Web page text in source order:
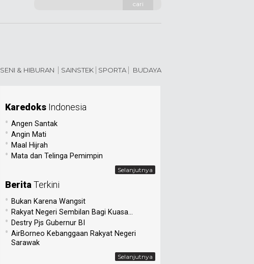
cari
SENI & HIBURAN SAINSTEK SPORTA BUDAYA
Karedoks Indonesia
• Angen Santak
• Angin Mati
• Maal Hijrah
• Mata dan Telinga Pemimpin
Selanjutnya
Berita Terkini
• Bukan Karena Wangsit
• Rakyat Negeri Sembilan Bagi Kuasa...
• Destry Pjs Gubernur BI
• AirBorneo Kebanggaan Rakyat Negeri
Sarawak
Selanjutnya